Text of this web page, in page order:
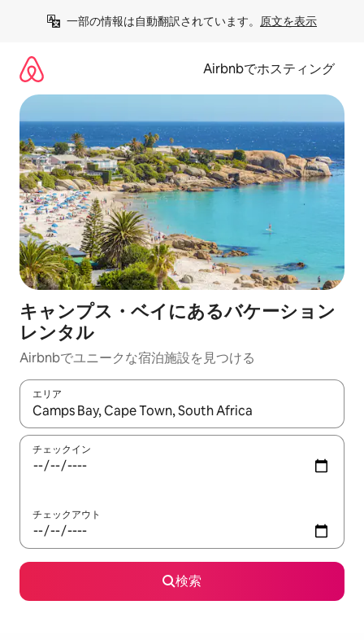
一部の情報は自動翻訳されています。 原文を表示
Airbnbでホスティング
キャンプス・ベイにあるバケーション
レンタル
Airbnbでユニークな宿泊施設を見つける
エリア
検索結果が表示されたら、上下の矢印キーを使って移動するか
チェックイン
チェックアウト
検索